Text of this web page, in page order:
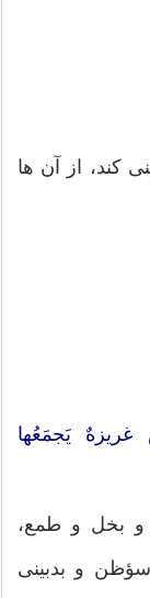
کند، از آن ها
یَجمَعُها
بخل و طمع،
و بدبینی